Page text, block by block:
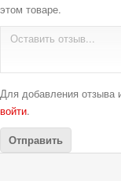
этом товаре.
Для добавления отзыва
войти.